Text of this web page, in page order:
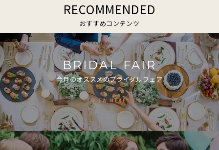
RECOMMENDED
おすすめコンテンツ
BRIDAL FAIR
今月のオススメのブライダルフェア
VIEW MORE